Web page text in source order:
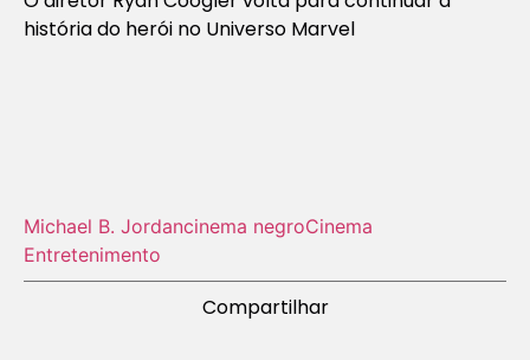
história do herói no Universo Marvel
Michael B. Jordancinema negroCinema
Entretenimento
Compartilhar